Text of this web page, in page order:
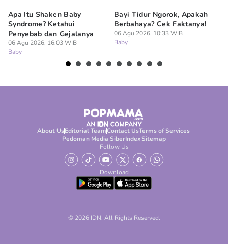
Apa Itu Shaken Baby
Syndrome? Ketahui
Penyebab dan Gejalanya
06 Agu 2026, 16:03 WIB
Baby
Bayi Tidur Ngorok, Apakah
Berbahaya? Cek Faktanya!
06 Agu 2026, 10:33 WIB
Baby
About UsEditorial TeamContact UsTerms of Services
Pedoman Media SiberIndexSitemap
Follow Us
Download
© 2026 IDN. All Rights Reserved.